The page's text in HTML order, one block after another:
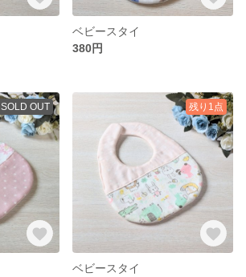
ベビースタイ
380円
SOLD OUT 残り1点
ベビースタイ